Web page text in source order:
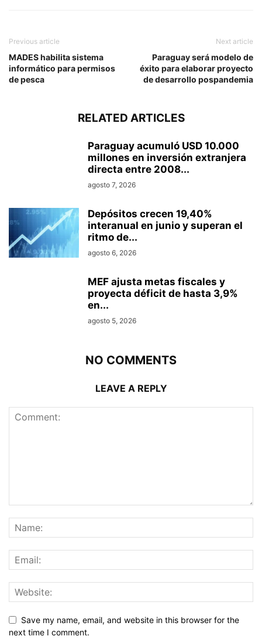
Previous article
MADES habilita sistema
informático para permisos
de pesca
Next article
Paraguay será modelo de
éxito para elaborar proyecto
de desarrollo pospandemia
RELATED ARTICLES
Paraguay acumuló USD 10.000
millones en inversión extranjera
directa entre 2008...
agosto 7, 2026
Depósitos crecen 19,40%
interanual en junio y superan el
ritmo de...
agosto 6, 2026
MEF ajusta metas fiscales y
proyecta déficit de hasta 3,9%
en...
agosto 5, 2026
NO COMMENTS
LEAVE A REPLY
Save my name, email, and website in this browser for the
next time I comment.